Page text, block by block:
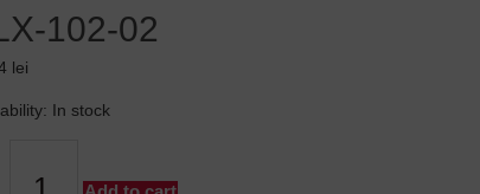
102-02
lei
In stock